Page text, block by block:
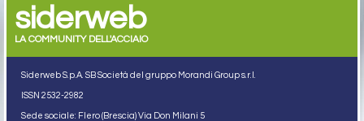
siderweb
LA COMMUNITY DELL'ACCIAIO
Siderweb S.p.A. SB Società del gruppo Morandi Group s.r.l.
ISSN 2532-2982
Sede sociale: Flero (Brescia) Via Don Milani 5